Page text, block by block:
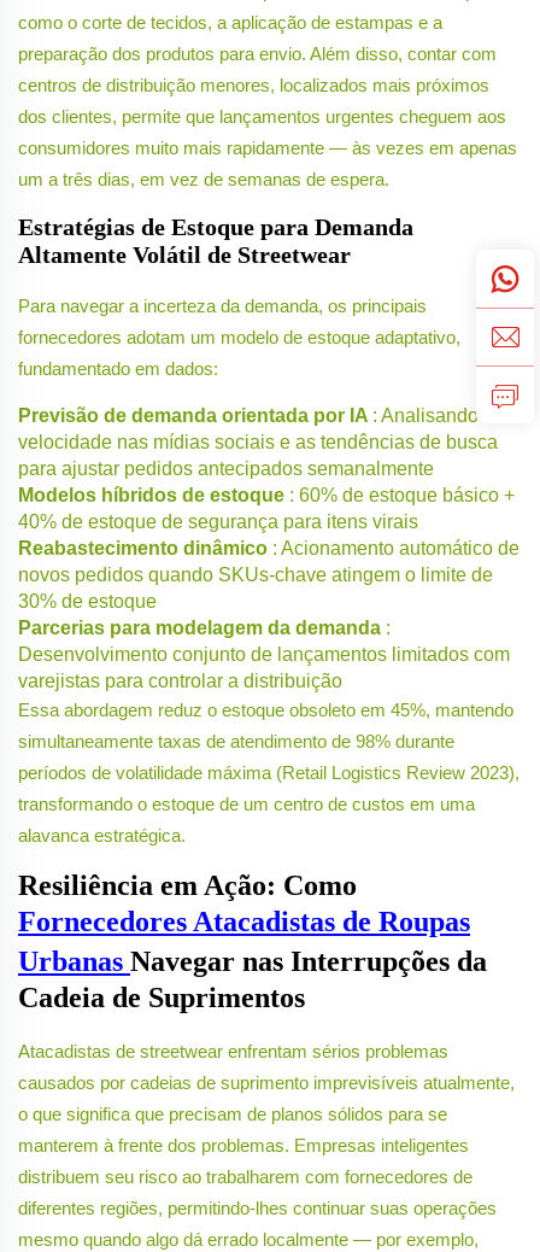
como o corte de tecidos, a aplicação de estampas e a
preparação dos produtos para envio. Além disso, contar com
centros de distribuição menores, localizados mais próximos
dos clientes, permite que lançamentos urgentes cheguem aos
consumidores muito mais rapidamente — às vezes em apenas
um a três dias, em vez de semanas de espera.
Estratégias de Estoque para Demanda
Altamente Volátil de Streetwear
Para navegar a incerteza da demanda, os principais
fornecedores adotam um modelo de estoque adaptativo,
fundamentado em dados:
Previsão de demanda orientada por IA : Analisando a
velocidade nas mídias sociais e as tendências de busca
para ajustar pedidos antecipados semanalmente
Modelos híbridos de estoque : 60% de estoque básico +
40% de estoque de segurança para itens virais
Reabastecimento dinâmico : Acionamento automático de
novos pedidos quando SKUs-chave atingem o limite de
30% de estoque
Parcerias para modelagem da demanda :
Desenvolvimento conjunto de lançamentos limitados com
varejistas para controlar a distribuição
Essa abordagem reduz o estoque obsoleto em 45%, mantendo
simultaneamente taxas de atendimento de 98% durante
períodos de volatilidade máxima (Retail Logistics Review 2023),
transformando o estoque de um centro de custos em uma
alavanca estratégica.
Resiliência em Ação: Como
Fornecedores Atacadistas de Roupas
Urbanas Navegar nas Interrupções da
Cadeia de Suprimentos
Atacadistas de streetwear enfrentam sérios problemas
causados por cadeias de suprimento imprevisíveis atualmente,
o que significa que precisam de planos sólidos para se
manterem à frente dos problemas. Empresas inteligentes
distribuem seu risco ao trabalharem com fornecedores de
diferentes regiões, permitindo-lhes continuar suas operações
mesmo quando algo dá errado localmente — por exemplo,